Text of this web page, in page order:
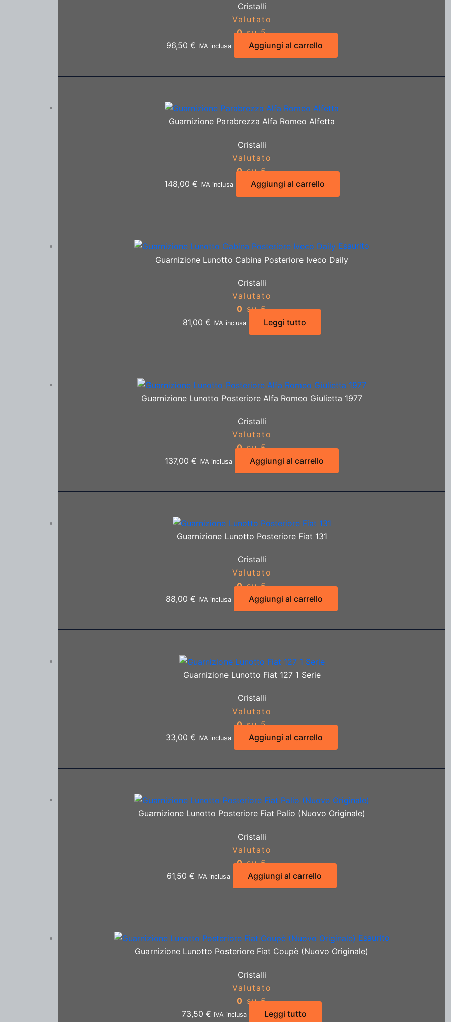
Cristalli
Valutato
0su 5
96,50 € IVA inclusa Aggiungi al carrello
Guarnizione Parabrezza Alfa Romeo Alfetta
Cristalli
Valutato
0su 5
148,00 € IVA inclusa Aggiungi al carrello
Esaurito
Guarnizione Lunotto Cabina Posteriore Iveco Daily
Cristalli
Valutato
0 su 5
81,00 € IVA inclusa Leggi tutto
Guarnizione Lunotto Posteriore Alfa Romeo Giulietta 1977
Cristalli
Valutato
0su 5
137,00€ IVA inclusa Aggiungi al carrello
Guarnizione Lunotto Posteriore Fiat 131
Cristalli
Valutato
0su 5
88,00€ IVA inclusa Aggiungi al carrello
Guarnizione Lunotto Fiat 127 1 Serie
Cristalli
Valutato
0su 5
33,00€ IVA inclusa Aggiungi al carrello
Guarnizione Lunotto Posteriore Fiat Palio (Nuovo Originale)
Cristalli
Valutato
0su 5
61,50€ IVA inclusa Aggiungi al carrello
Esaurito
Guarnizione Lunotto Posteriore Fiat Coupè (Nuovo Originale)
Cristalli
Valutato
0 su 5
73,50€ IVA inclusa Leggi tutto